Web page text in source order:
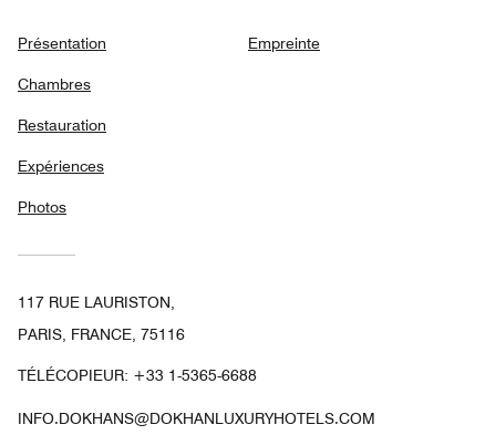
Présentation
Chambres
Restauration
Expériences
Photos
Empreinte
117 RUE LAURISTON,
PARIS, FRANCE, 75116
TÉLÉCOPIEUR: +33 1-5365-6688
INFO.DOKHANS@DOKHANLUXURYHOTELS.COM